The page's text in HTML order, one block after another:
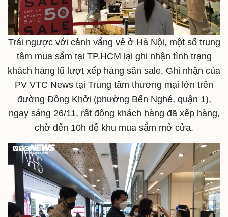
Trái ngược với cảnh vắng vẻ ở Hà Nội, một số trung
tâm mua sắm tại TP.HCM lại ghi nhận tình trạng
khách hàng lũ lượt xếp hàng săn sale. Ghi nhận của
PV VTC News tại Trung tâm thương mại lớn trên
đường Đồng Khởi (phường Bến Nghé, quận 1),
ngay sáng 26/11, rất đông khách hàng đã xếp hàng,
chờ đến 10h để khu mua sắm mở cửa.